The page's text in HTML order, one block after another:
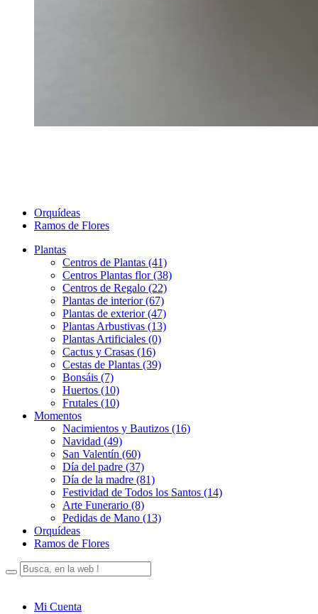
Orquídeas
Ramos de Flores
Plantas
Centros de Plantas (41)
Centros Plantas flor (38)
Centros de Regalo (22)
Plantas de interior (67)
Plantas de exterior (47)
Plantas Arbustivas (13)
Plantas Artificiales (0)
Cactus y Crasas (16)
Cestas de Plantas (39)
Bonsáis (7)
Huertos (10)
Frutales (10)
Momentos
Nacimientos y Bautizos (16)
Navidad (49)
San Valentín (60)
Día del padre (37)
Día de la madre (81)
Festividad de Todos los Santos (14)
Arte Funerario (8)
Pedidas de Mano (13)
Orquídeas
Ramos de Flores
Mi Cuenta